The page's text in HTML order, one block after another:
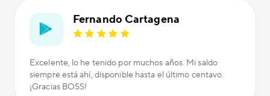
Fernando Cartagena
Excelente, lo he tenido por muchos años. Mi saldo
siempre está ahí, disponible hasta el último centavo.
¡Gracias BOSS!